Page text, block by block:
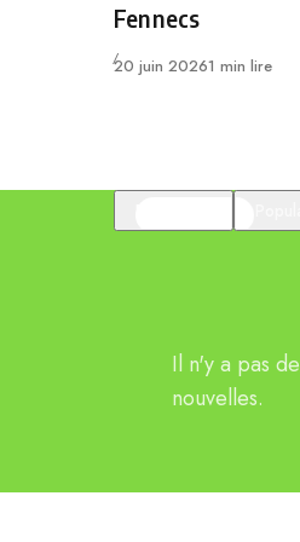
Fennecs
Publié
20 juin 20261 min lire
Il n'y a pas de
nouvelles.